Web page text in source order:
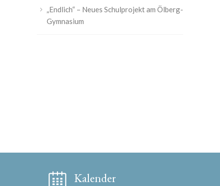
„Endlich“ – Neues Schulprojekt am Ölberg-
Gymnasium
Kalender